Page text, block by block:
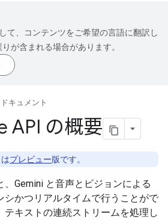
て、コンテンツをご希望の言語に翻訳し
が含まれる場合があります。
ドキュメント
API の概要
はプレビュー版です。
Gemini と音声とビジョンによる
シかつリアルタイムで行うことがで
テキストの連続ストリームを処理し